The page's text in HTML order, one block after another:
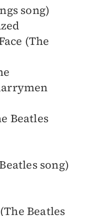
song)
(The
Beatles
song)
Beatles